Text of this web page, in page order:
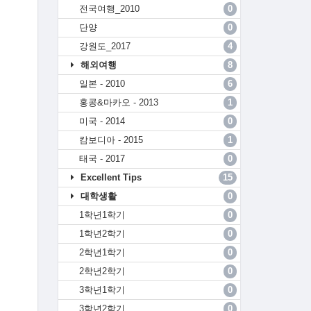
전국여행_2010
0
단양
0
강원도_2017
4
해외여행
8
일본 - 2010
6
홍콩&마카오 - 2013
1
미국 - 2014
0
캄보디아 - 2015
1
태국 - 2017
0
Excellent Tips
15
대학생활
0
1학년1학기
0
1학년2학기
0
2학년1학기
0
2학년2학기
0
3학년1학기
0
3학년2학기
0